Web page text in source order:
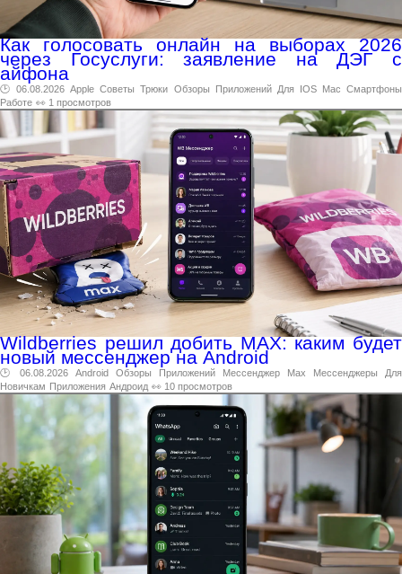
Как голосовать онлайн на выборах 2026
через Госуслуги: заявление на ДЭГ с
айфона
🕑 06.08.2026 Apple Советы Трюки Обзоры Приложений Для IOS Mac Смартфоны
Работе 👀 1 просмотров
Wildberries решил добить MAX: каким будет
новый мессенджер на Android
🕑 06.08.2026 Android Обзоры Приложений Мессенджер Max Мессенджеры
Для
Новичкам Приложения Андроид 👀 10 просмотров